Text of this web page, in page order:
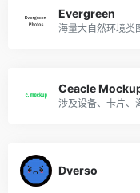
Evergreen
海量大自然环境类
Ceacle
涉及设备、卡片、
Dverso